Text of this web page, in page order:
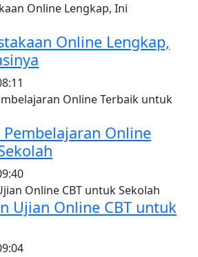
Online Lengkap,
Online
Ujian Online CBT untuk